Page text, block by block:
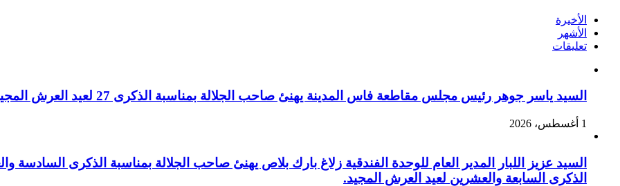
الأخيرة
الأشهر
تعليقات
السيد ياسر جوهر رئيس مجلس مقاطعة فاس المدينة يهنئ صاحب الجلالة بمناسبة الذكرى 27 لعيد العرش المجيد.
1 أغسطس، 2026
السيد عزيز اللبار المدير العام للوحدة الفندقية زلاغ بارك بلاص يهنئ صاحب الجلالة بمناسبة الذكرى
الذكرى السابعة والعشرين لعيد العرش المجيد.